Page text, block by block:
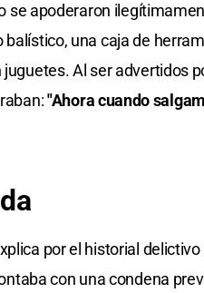
se apoderaron
una caja de
Al ser advertidos
"Ahora cuando
por el historial
con una condena